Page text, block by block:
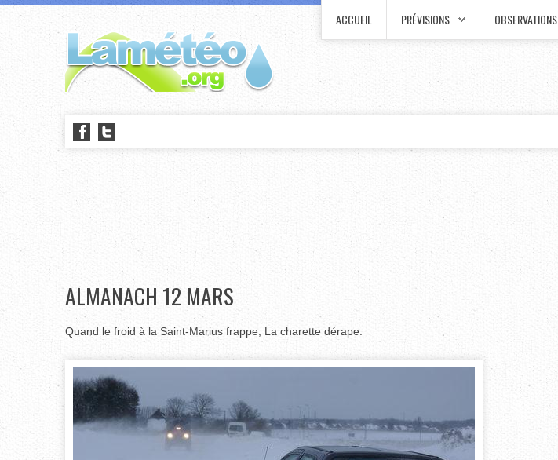
ACCUEIL PRÉVISIONS OBSERVATIONS
ALMANACH 12 MARS
Quand le froid à la Saint-Marius frappe, La charette dérape.